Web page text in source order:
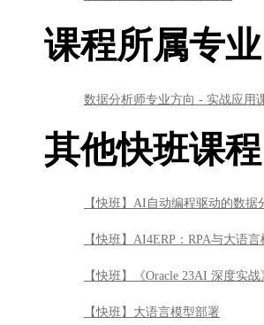
【快班】AI自动编程驱动的数据
【快班】AI4ERP：RPA与大语言
【快班】《Oracle 23AI 深度实战
【快班】大语言模型部署
【快班】基于大语言模型的AI
【快班】Transformer从自然语言
【快班】怎样制作令人惊叹的视
【快班】人工智能与药物研发基
【快班】跟Py sir一起学Excel